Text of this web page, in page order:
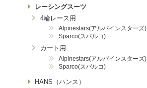
レーシングスーツ
4輪レース用
Alpinestars(アルパインスターズ)
Sparco(スパルコ)
カート用
Alpinestars(アルパインスターズ)
Sparco(スパルコ)
HANS（ハンス）